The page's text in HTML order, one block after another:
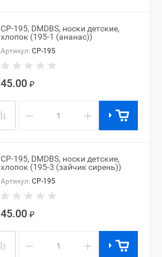
CP-195, DMDBS, носки детские,
хлопок (195-1 (ананас))
Артикул: CP-195
45.00 ₽
− +
CP-195, DMDBS, носки детские,
хлопок (195-3 (зайчик сирень))
Артикул: CP-195
45.00 ₽
− +